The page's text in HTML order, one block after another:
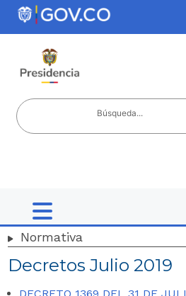
Nota:
este
incluye
sistema
Normativa
Decretos Julio 2019